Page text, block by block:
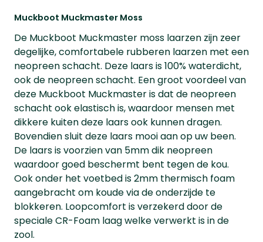
Muckboot Muckmaster Moss
De Muckboot Muckmaster moss laarzen zijn zeer
degelijke, comfortabele rubberen laarzen met een
neopreen schacht. Deze laars is 100% waterdicht,
ook de neopreen schacht. Een groot voordeel van
deze Muckboot Muckmaster is dat de neopreen
schacht ook elastisch is, waardoor mensen met
dikkere kuiten deze laars ook kunnen dragen.
Bovendien sluit deze laars mooi aan op uw been.
De laars is voorzien van 5mm dik neopreen
waardoor goed beschermt bent tegen de kou.
Ook onder het voetbed is 2mm thermisch foam
aangebracht om koude via de onderzijde te
blokkeren. Loopcomfort is verzekerd door de
speciale CR-Foam laag welke verwerkt is in de
zool.